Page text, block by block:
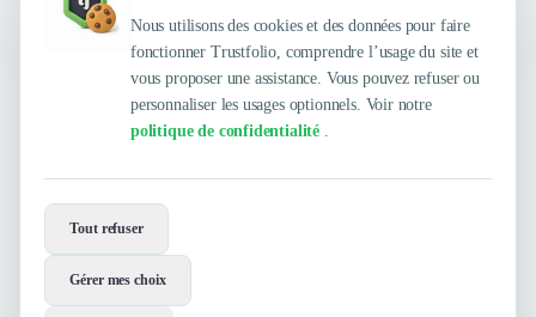
Nous utilisons des cookies et des données pour faire
fonctionner Trustfolio, comprendre l’usage du site et
vous proposer une assistance. Vous pouvez refuser ou
personnaliser les usages optionnels. Voir notre
politique de confidentialité .
Tout refuser
Gérer mes choix
#communication #startup On a laissé s’écraser les petits
papiers, papiers chiffons, papiers buvards. Même au sein
des écoles, on préfère aujourd’hui les tablettes. Mais ne...
Contactez-les maintenant !